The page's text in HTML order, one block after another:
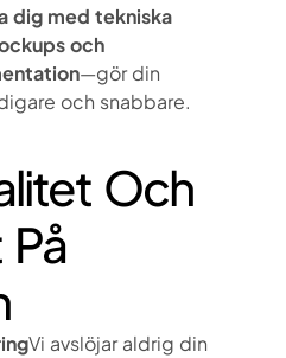
dig med tekniska
och
—gör din
och snabbare.
Och
På
Vi avslöjar aldrig din